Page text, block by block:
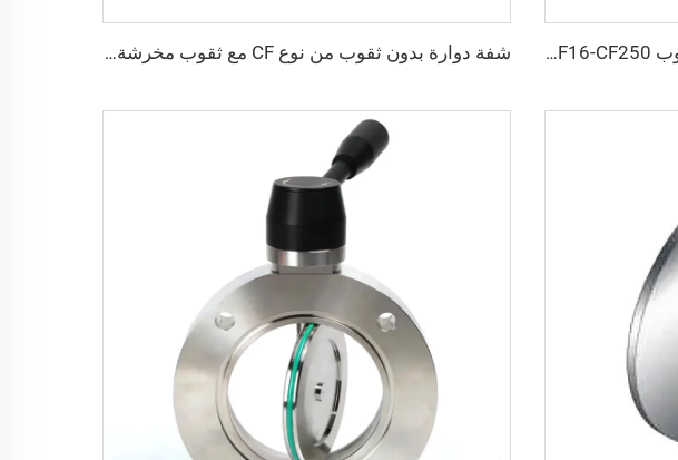
شفة فولاذ مقاوم للصدأ CF بدون ثقوب CF16-CF250 تركيبات فراغ عالي 1/2"-10" SS304 SS316L وصلة أسيبتية بثقوب عابرة/خيط متري/خيط UNC شفة شفة دوارة بدون ثقوب من نوع CF مع ثقوب مخرشة CF16-CF250 تركيبات فراغ عالي SS304 SS316L شفاه من الفولاذ المقاوم للصدأ 1/2"-10" بثقوب عابرة/خيط متري/خيط UNC